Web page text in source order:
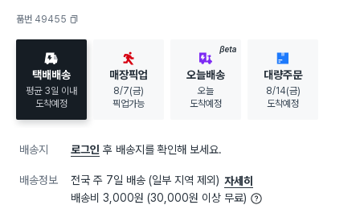
품번 49455
택배배송
평균 3일 이내
도착예정
매장픽업
8/7(금)
픽업가능
BETA
오늘배송
오늘
도착예정
대량주문
8/14(금)
도착예정
배송지 로그인 후 배송지를 확인해 보세요.
배송정보 전국 주 7일 배송 (일부 지역 제외) 자세히
배송비 3,000원 (30,000원 이상 무료)